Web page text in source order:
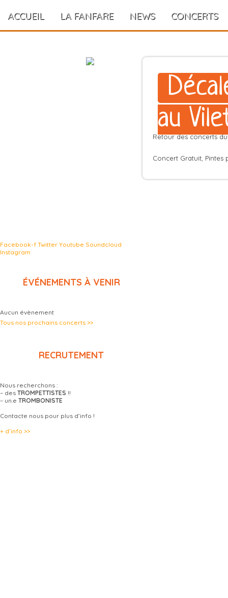
ACCUEIL LA FANFARE NEWS CONCERTS
Facebook-f Twitter Youtube Soundcloud
Instagram
ÉVÉNEMENTS À VENIR
Aucun évènement
Tous nos prochains concerts >>
RECRUTEMENT
Nous recherchons :
– des TROMPETTISTES !!
– un.e TROMBONISTE
Contacte nous pour plus d’info !
+ d’info >>
au
Retour des concerts
Concert Gratuit,